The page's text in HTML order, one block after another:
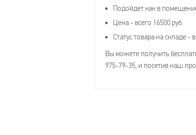
Подойдет как в
Цена - всего 16500 руб.
Статус товара на складе -
Вы можете получить
975-79-35, и посетив наш